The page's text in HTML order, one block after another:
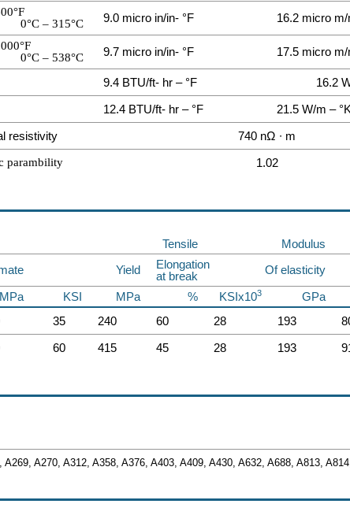
0°C – 315°C
9.0 micro in/in- °F 16.2 micro m/
0°C – 538°C
9.7 micro in/in- °F 17.5 micro m/
9.4 BTU/ft- hr – °F 16.2
12.4 BTU/ft- hr – °F 21.5 W/m – °K
resistivity 740 nΩ ∙ m
parambility 1.02
Tensile Modulus
Yield
Elongation
at break
Of elasticity
MPa KSI MPa % KSIx103
GPa
35 240 60 28 193
60 415 45 28 193
A270, A312, A358, A376, A403, A409, A430, A632, A688, A813,